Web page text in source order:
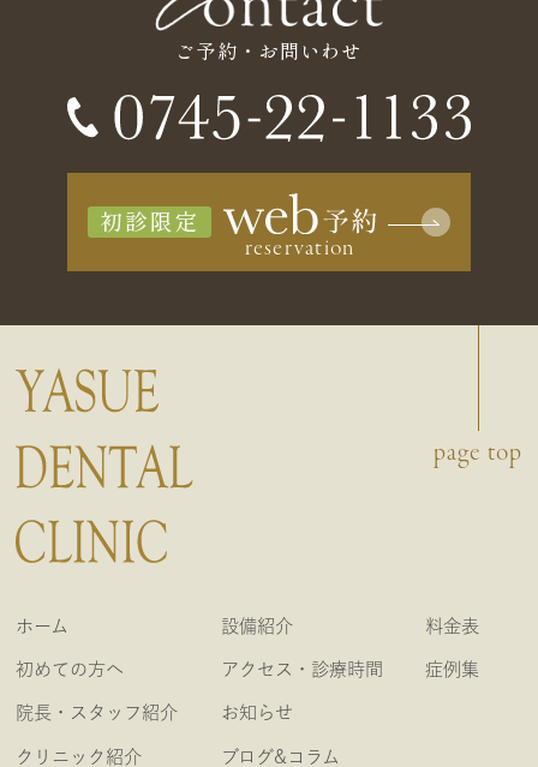
ご予約・お問いわせ
初診限定
ホーム
初めての方へ
院長・スタッフ紹介
クリニック紹介
設備紹介
アクセス・診療時間
お知らせ
ブログ&コラム
料金表
症例集
page top